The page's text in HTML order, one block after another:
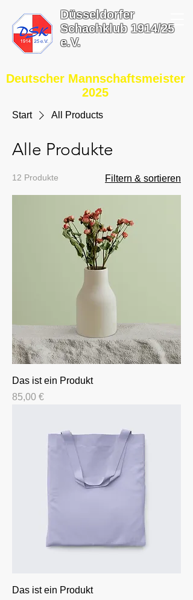
Düsseldorfer
Schachklub 1914/25
e.V.
​Deutscher Mannschaftsmeister
2025
Start All Products
Alle Produkte
12 Produkte Filtern & sortieren
Das ist ein Produkt
Preis
85,00 €
Das ist ein Produkt